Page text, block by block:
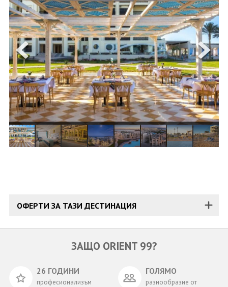
ФИРМЕНИ ДОКУМЕНТИ
0700 144 34 Запитване
ПОСЛЕДВАЙТЕ НИ
ОФЕРТИ ЗА ТАЗИ ДЕСТИНАЦИЯ
ЗАЩО ORIENT 99?
26 ГОДИНИ
професионализъм
ГОЛЯМО
разнообразие от